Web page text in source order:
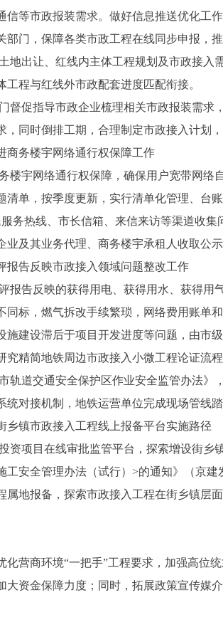
信等市政报装需求。做好信息推送优化工
部门，保障各类市政工程在线同步申报，
地出让、红线内主体工程规划及市政接
工程与红线外市政配套进度匹配衔接。
督促指导市政企业梳理相关市政报装需
，同时倒排工期，合理制定市政接入计划
商务楼宇网络通行权保障工作
楼宇网络通行权保障，确保用户宽带网
清单，按季度更新，实行清单化管理、
服务热线、市长信箱、来信来访等渠道收
业及其业务代理、商务楼宇承租人收取公
报告反映市政接入领域问题整改工作
报告反映的获得用电、获得用水、获得
同标，燃气拆改手续繁琐，网络费用账单
施建设滞后于项目开发进度等问题，由市
究精简地铁周边市政接入小微工程论证流
轨道交通安全保护区作业安全监管办法
统对接机制，地铁运营单位完成现场管线
乡镇市政接入工程线上报备平台实施路径
资项目在线审批监管平台，探索增设街
工安全管理办法（试行）>的通知》（京
属地报备，探索市政接入工程在街乡镇层
化营商环境“一把手”工程要求，加强高位
大资金保障力度；同时，拓展政策宣传媒